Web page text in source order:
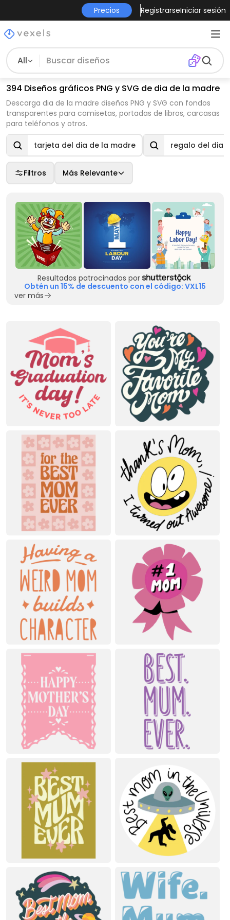
Precios RegistrarseIniciar sesión
All
394 Diseños gráficos PNG y SVG de dia de la madre
Descarga dia de la madre diseños PNG y SVG con fondos
transparentes para camisetas, portadas de libros, carcasas
para teléfonos y otros.
tarjeta del dia de la madre regalo del dia
Filtros Más Relevante
Resultados patrocinados por
Obtén un 15% de descuento con el código: VXL15
ver más